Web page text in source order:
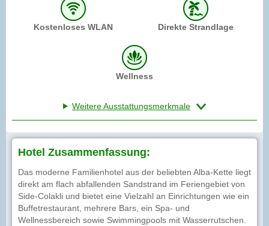
Kostenloses WLAN Direkte Strandlage
Wellness
Weitere Ausstattungsmerkmale
Hotel Zusammenfassung:
Das moderne Familienhotel aus der beliebten Alba-Kette liegt
direkt am flach abfallenden Sandstrand im Feriengebiet von
Side-Colakli und bietet eine Vielzahl an Einrichtungen wie ein
Buffetrestaurant, mehrere Bars, ein Spa- und
Wellnessbereich sowie Swimmingpools mit Wasserrutschen.